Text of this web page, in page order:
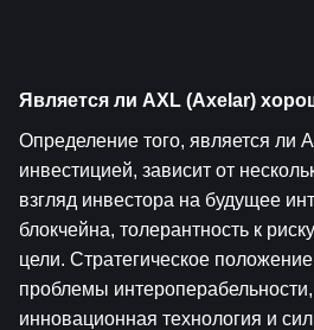
Является ли AXL (Axelar)
Определение того, является ли
инвестицией, зависит от
взгляд инвестора на будущее
блокчейна, толерантность к
цели. Стратегическое
проблемы
инновационная технология и